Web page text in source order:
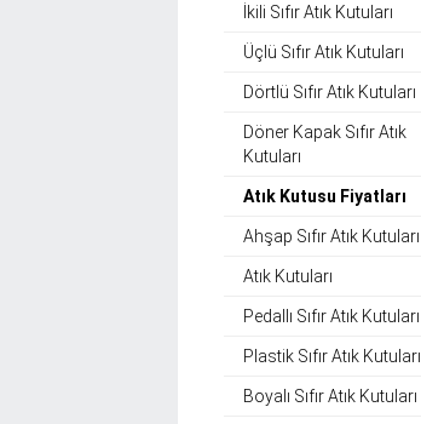
İkili Sıfır Atık Kutuları
Üçlü Sıfır Atık Kutuları
Dörtlü Sıfır Atık Kutuları
Döner Kapak Sıfır Atık
Kutuları
Atık Kutusu Fiyatları
Ahşap Sıfır Atık Kutuları
Atık Kutuları
Pedallı Sıfır Atık Kutuları
Plastik Sıfır Atık Kutuları
Boyalı Sıfır Atık Kutuları